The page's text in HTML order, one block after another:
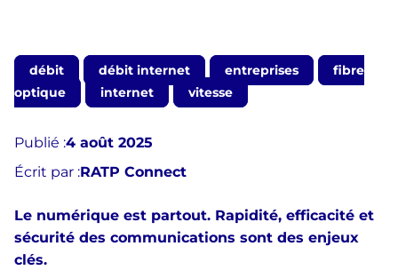
débit débit internet entreprises
fibre
optique
internet vitesse
Publié :4 août 2025
Écrit par :RATP Connect
Le numérique est partout. Rapidité, efficacité et
sécurité des communications sont des enjeux
clés.